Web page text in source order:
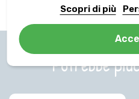
Potrebbe
Scopri di più